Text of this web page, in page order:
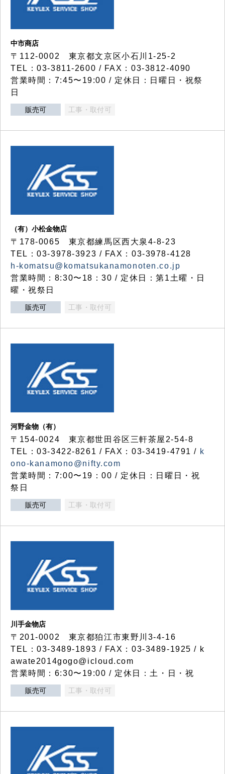
中市商店
〒112-0002 東京都文京区小石川1-25-2
TEL：03-3811-2600 / FAX：03-3812-4090
営業時間：7:45〜19:00 / 定休日：日曜日・祝祭
日
販売可 工事・取付可
（有）小松金物店
〒178-0065 東京都練馬区西大泉4-8-23
TEL：03-3978-3923 / FAX：03-3978-4128
h-komatsu@komatsukanamonoten.co.jp
営業時間：8:30〜18：30 / 定休日：第1土曜・日
曜・祝祭日
販売可 工事・取付可
河野金物（有）
〒154-0024 東京都世田谷区三軒茶屋2-54-8
TEL：03-3422-8261 / FAX：03-3419-4791 / k
ono-kanamono@nifty.com
営業時間：7:00〜19：00 / 定休日：日曜日・祝
祭日
販売可 工事・取付可
川手金物店
〒201-0002 東京都狛江市東野川3-4-16
TEL：03-3489-1893 / FAX：03-3489-1925 / k
awate2014gogo@icloud.com
営業時間：6:30〜19:00 / 定休日：土・日・祝
販売可 工事・取付可